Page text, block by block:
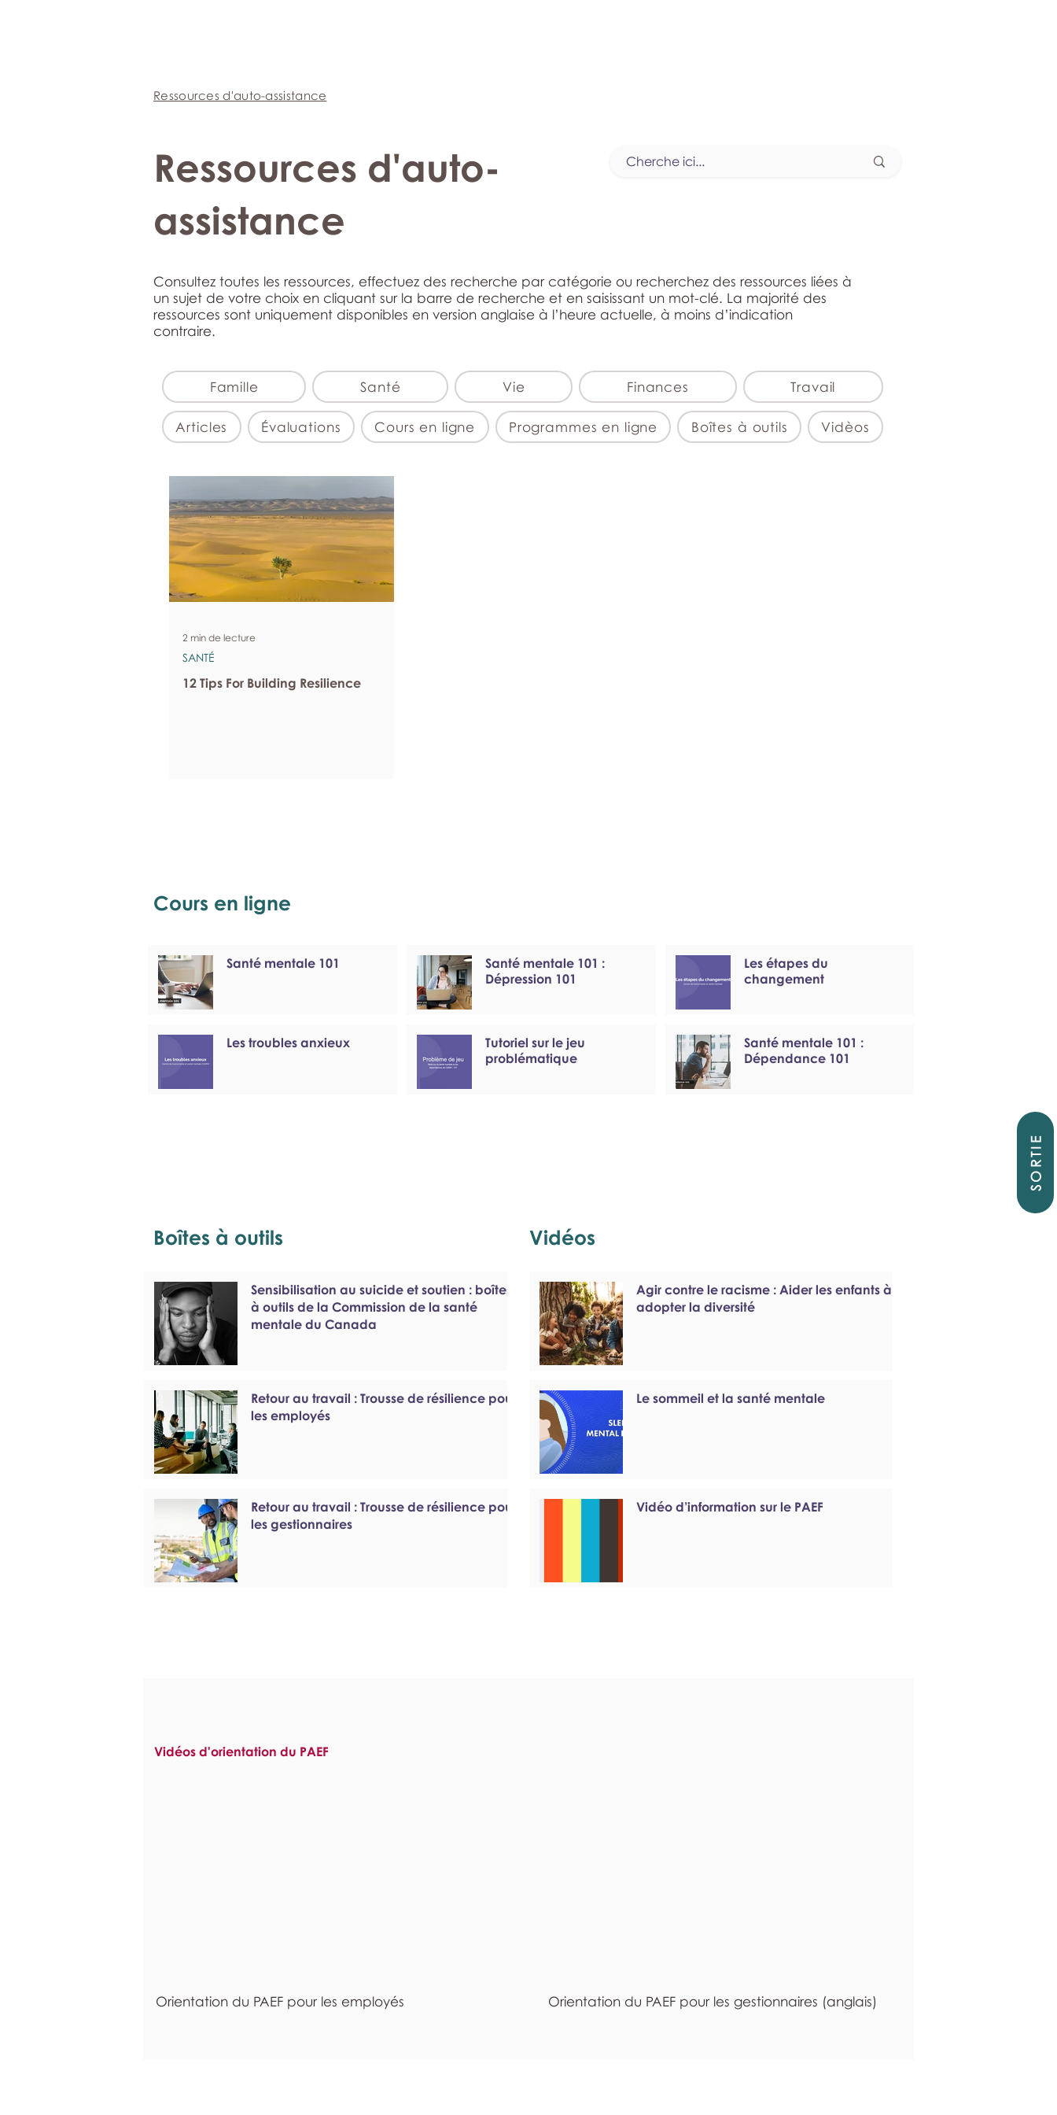
SORTIE
Ressources d'auto-assistance
Ressources d'auto-
assistance
Consultez toutes les ressources, effectuez des recherche par catégorie ou recherchez des ressources liées à
un sujet de votre choix en cliquant sur la barre de recherche et en saisissant un mot-clé. La majorité des
ressources sont uniquement disponibles en version anglaise à l’heure actuelle, à moins d’indication
contraire.
Famille Santé Vie Finances Travail
Articles Évaluations Cours en ligne Programmes en ligne Boîtes à outils Vidèos
12 Tips For Building Resilience
SANTÉ
2 min de lecture
Cours en ligne
Santé mentale 101
Santé mentale 101 :
Dépression 101
Les étapes du
changement
Les troubles anxieux
Tutoriel sur le jeu
problématique
Santé mentale 101 :
Dépendance 101
Boîtes à outils
Sensibilisation au suicide et soutien : boîtes
à outils de la Commission de la santé
mentale du Canada
Retour au travail : Trousse de résilience pour
les employés
Retour au travail : Trousse de résilience pour
les gestionnaires
Vidéos
Agir contre le racisme : Aider les enfants à
adopter la diversité
Le sommeil et la santé mentale
Vidéo d’information sur le PAEF
Vidéos d'orientation du PAEF
Orientation du PAEF pour les employés Orientation du PAEF pour les gestionnaires (anglais)